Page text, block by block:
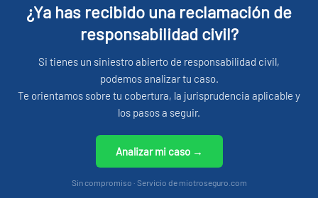
¿Ya has recibido una reclamación de
responsabilidad civil?
Si tienes un siniestro abierto de responsabilidad civil,
podemos analizar tu caso.
Te orientamos sobre tu cobertura, la jurisprudencia aplicable y
los pasos a seguir.
Analizar mi caso →
Sin compromiso · Servicio de miotroseguro.com